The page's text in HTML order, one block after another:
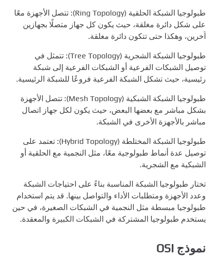
طبولوجيا الشبكة الحلقية (Ring Topology): تتصل الأجهزة معًا
على شكل دائرة مغلقة، حيث يكون كل جهاز متصلًا بجهازين
آخرين، وهكذا حتى تتكون دائرة مغلقة.
طبولوجيا الشبكة الشجرية (Tree Topology): تتمثل في
توصيل الشبكات الفرعية أو الشبكات الفرعية إلى شبكة
رئيسية، حيث تشكل الشبكة الفرعية فروعًا للشبكة الرئيسية.
طبولوجيا الشبكة الشبكية (Mesh Topology): تتصل الأجهزة
بشكل مباشر مع بعضها البعض، حيث يكون لكل جهاز اتصال
مباشر بالأجهزة الأخرى في الشبكة.
طبولوجيا الشبكة المختلطة (Hybrid Topology): تعتمد على
توصيل عدة أنماط طبولوجية معًا، مثل النجمية مع الحلقية أو
الشبكية مع الشجرية.
تختار طبولوجيا الشبكة المناسبة بناءً على احتياجات الشبكة
وعدد الأجهزة ومتطلبات الأداء والتواصل بينها. قد يتم استخدام
طبولوجيا مبسطة مثل النجمية في الشبكات الصغيرة، في حين
يستخدم طبولوجيا المشتركة في الشبكات الكبيرة والمعقدة.
نموذج OSI